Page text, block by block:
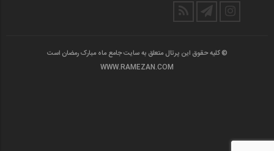
© کلیه حقوق این پرتال متعلق به سایت جامع ماه مبارک رمضان است
WWW.RAMEZAN.COM